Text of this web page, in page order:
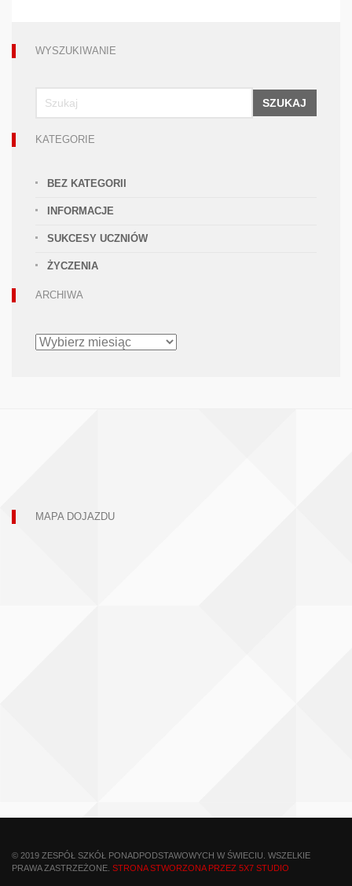
WYSZUKIWANIE
SZUKAJ
KATEGORIE
BEZ KATEGORII
INFORMACJE
SUKCESY UCZNIÓW
ŻYCZENIA
ARCHIWA
ARCHIWA
MAPA DOJAZDU
© 2019 ZESPÓŁ SZKÓŁ PONADPODSTAWOWYCH W ŚWIECIU. WSZELKIE
PRAWA ZASTRZEŻONE. STRONA STWORZONA PRZEZ 5X7 STUDIO